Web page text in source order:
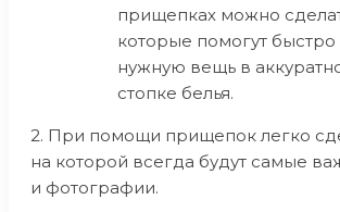
прищепках можно
которые помогут быстро
нужную вещь в
стопке белья.
2. При помощи прищепок легко
на которой всегда будут самые
и фотографии.